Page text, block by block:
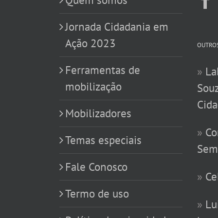
Jornada Cidadania em
Ação 2023
Ferramentas de
mobilização
Mobilizadores
Temas especiais
Fale Conosco
Termo de uso
»
»
»
»